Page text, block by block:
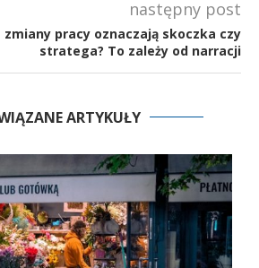
następny post
zmiany pracy oznaczają skoczka czy
stratega? To zależy od narracji
ARTYKUŁY